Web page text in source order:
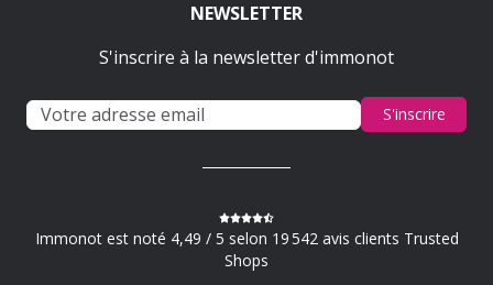
NEWSLETTER
S'inscrire à la newsletter d'immonot
S'inscrire
Immonot est noté 4,49 / 5 selon 19 542 avis clients Trusted
Shops